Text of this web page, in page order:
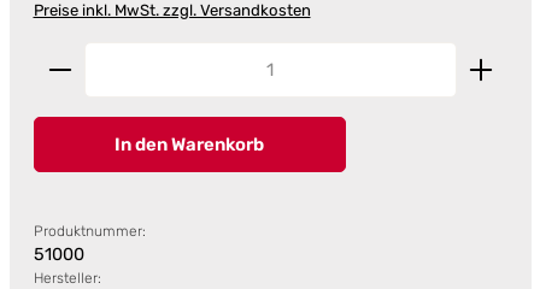
Preise inkl. MwSt. zzgl. Versandkosten
Produkt Anzahl: Gib den gewünschten Wert ein
In den Warenkorb
Produktnummer:
51000
Hersteller: